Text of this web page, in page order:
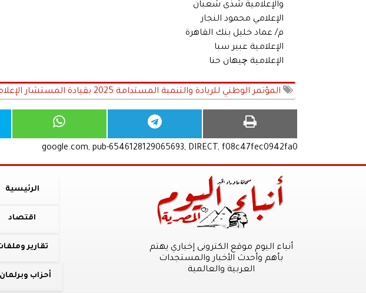
والإعلامية شذى شعبان
الإعلامي محمود النجار
م/ عماد خليل بنك القاهرة
الإعلامية عبير سبا
الإعلامية چيهان حنا
المؤتمر الوطني للريادة والتنمية المستدامة 2025 بقيادة المستشار الإعلامي محمد عطفي
google.com, pub-6546128129065693, DIRECT, f08c47fec0942fa0
أنباء اليوم موقع الكترونى إخباري يهتم
بأهم وأحدث الأخبار والمستجدات
العربية والعالمية
الرئيسية
اقتصاد
تقارير
أحزاب وبرلمان